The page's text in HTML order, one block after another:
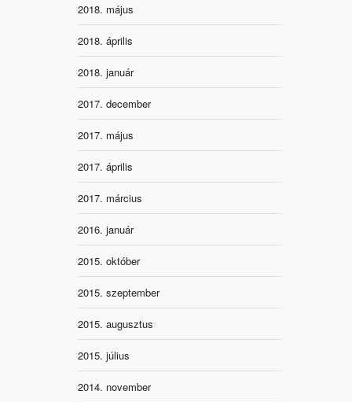
2018. május
2018. április
2018. január
2017. december
2017. május
2017. április
2017. március
2016. január
2015. október
2015. szeptember
2015. augusztus
2015. július
2014. november